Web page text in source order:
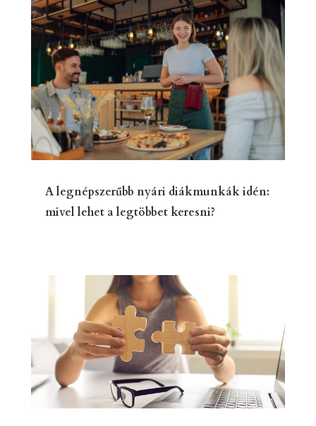
A legnépszerűbb nyári diákmunkák idén:
mivel lehet a legtöbbet keresni?